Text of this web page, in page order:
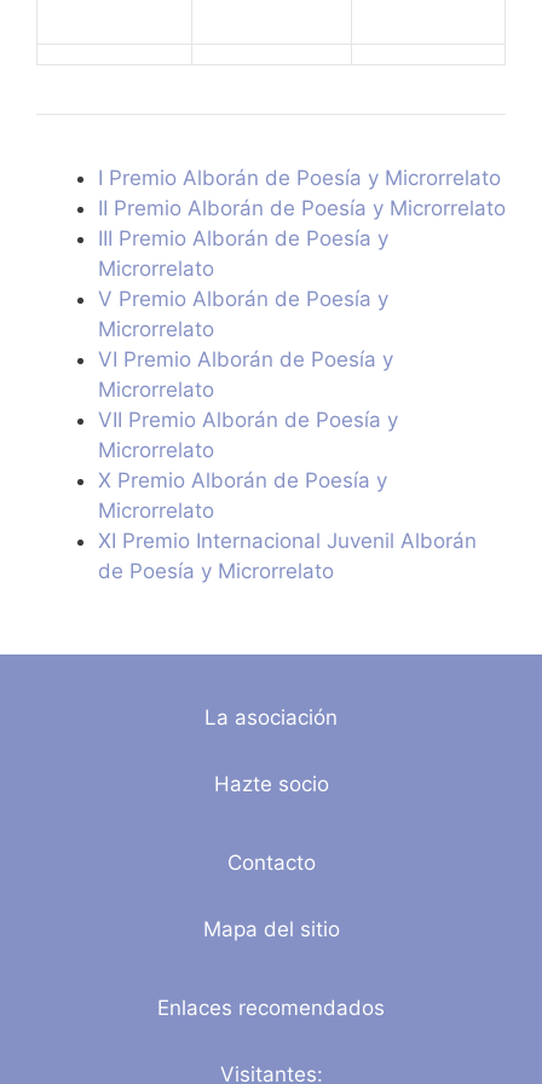
I Premio Alborán de Poesía y Microrrelato
II Premio Alborán de Poesía y Microrrelato
III Premio Alborán de Poesía y
Microrrelato
V Premio Alborán de Poesía y
Microrrelato
VI Premio Alborán de Poesía y
Microrrelato
VII Premio Alborán de Poesía y
Microrrelato
X Premio Alborán de Poesía y
Microrrelato
XI Premio Internacional Juvenil Alborán
de Poesía y Microrrelato
La asociación
Hazte socio
Contacto
Mapa del sitio
Enlaces recomendados
Visitantes: